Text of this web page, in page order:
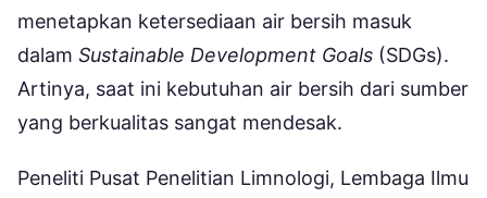
menetapkan ketersediaan air bersih masuk
dalam Sustainable Development Goals (SDGs).
Artinya, saat ini kebutuhan air bersih dari sumber
yang berkualitas sangat mendesak.
Peneliti Pusat Penelitian Limnologi, Lembaga Ilmu